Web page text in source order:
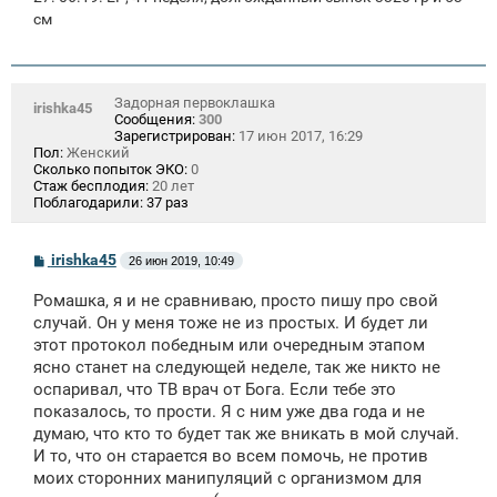
см
irishka45
Задорная первоклашка
Сообщения: 300
Зарегистрирован: 17 июн 2017, 16:29
Пол: Женский
Сколько попыток ЭКО: 0
Стаж бесплодия: 20 лет
Поблагодарили: 37 раз
С
о
б
щ
е
н
и
irishka45 26 июн 2019, 10:49
Ромашка, я и не сравниваю, просто пишу про свой
случай. Он у меня тоже не из простых. И будет ли
этот протокол победным или очередным этапом
ясно станет на следующей неделе, так же никто не
оспаривал, что ТВ врач от Бога. Если тебе это
показалось, то прости. Я с ним уже два года и не
думаю, что кто то будет так же вникать в мой случай.
И то, что он старается во всем помочь, не против
моих сторонних манипуляций с организмом для